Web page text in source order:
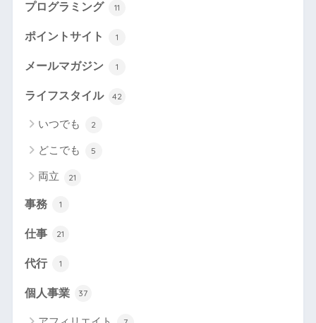
プログラミング 11
ポイントサイト 1
メールマガジン 1
ライフスタイル 42
いつでも 2
どこでも 5
両立 21
事務 1
仕事 21
代行 1
個人事業 37